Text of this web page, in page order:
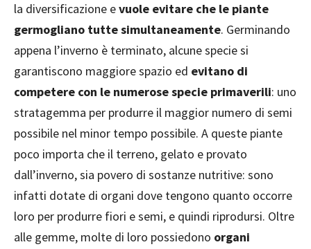
la diversificazione evuole evitare che le piante
germogliano tutte simultaneamente. Germinando
appena l’inverno è terminato, alcune specie si
garantiscono maggiore spazio ed evitano di
competere con le numerose specie primaverili: uno
stratagemma per produrre il maggior numero di semi
possibile nel minor tempo possibile. A queste piante
poco importa che il terreno, gelato e provato
dall’inverno, sia povero di sostanze nutritive: sono
infatti dotate di organi dove tengono quanto occorre
loro per produrre fiori e semi, e quindi riprodursi. Oltre
alle gemme, molte di loro possiedono organi